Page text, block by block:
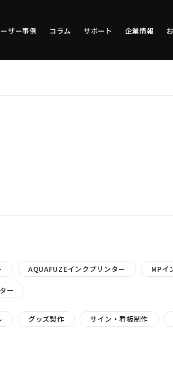
ザー事例 コラム サポート 企業情報
AQUAFUZEインクプリンター MPイ
ー
グッズ製作 サイン・看板制作